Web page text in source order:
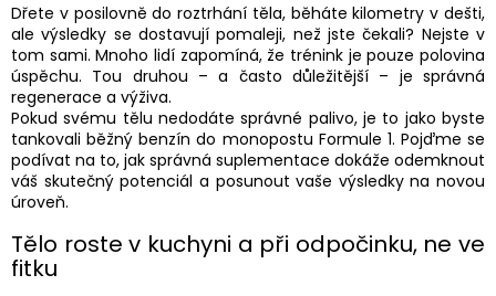
Dřete v posilovně do roztrhání těla, běháte kilometry v dešti,
ale výsledky se dostavují pomaleji, než jste čekali? Nejste v
tom sami. Mnoho lidí zapomíná, že trénink je pouze polovina
úspěchu. Tou druhou – a často důležitější – je správná
regenerace a výživa.
Pokud svému tělu nedodáte správné palivo, je to jako byste
tankovali běžný benzín do monopostu Formule 1. Pojďme se
podívat na to, jak správná suplementace dokáže odemknout
váš skutečný potenciál a posunout vaše výsledky na novou
úroveň.
Tělo roste v kuchyni a při odpočinku, ne ve
fitku